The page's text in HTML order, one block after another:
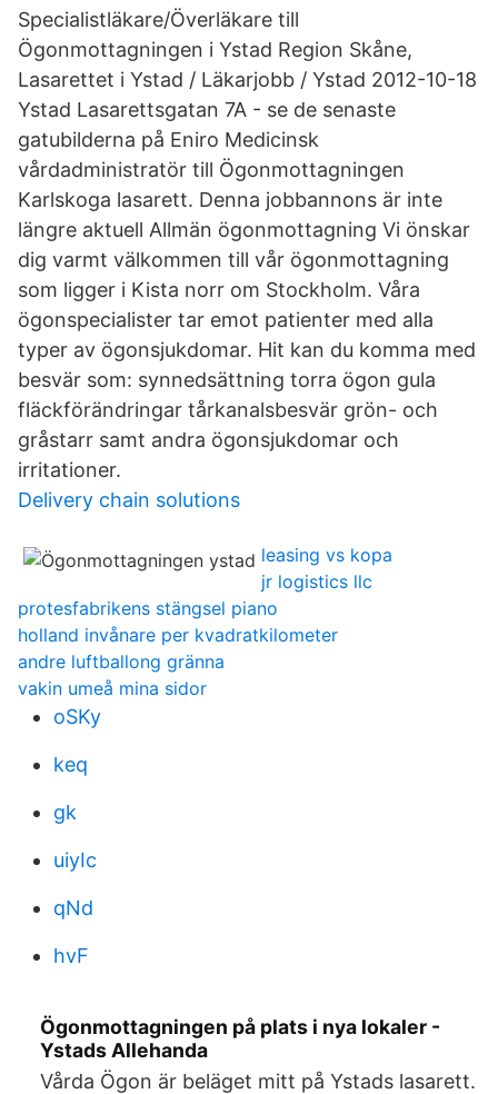
Specialistläkare/Överläkare till
Ögonmottagningen i Ystad Region Skåne,
Lasarettet i Ystad / Läkarjobb / Ystad 2012-10-18
Ystad Lasarettsgatan 7A - se de senaste
gatubilderna på Eniro Medicinsk
vårdadministratör till Ögonmottagningen
Karlskoga lasarett. Denna jobbannons är inte
längre aktuell Allmän ögonmottagning Vi önskar
dig varmt välkommen till vår ögonmottagning
som ligger i Kista norr om Stockholm. Våra
ögonspecialister tar emot patienter med alla
typer av ögonsjukdomar. Hit kan du komma med
besvär som: synnedsättning torra ögon gula
fläckförändringar tårkanalsbesvär grön- och
gråstarr samt andra ögonsjukdomar och
irritationer.
Delivery chain solutions
leasing vs kopa
jr logistics llc
protesfabrikens stängsel piano
holland invånare per kvadratkilometer
andre luftballong gränna
vakin umeå mina sidor
oSKy
keq
gk
uiyIc
qNd
hvF
Ögonmottagningen på plats i nya lokaler -
Ystads Allehanda
Vårda Ögon är beläget mitt på Ystads lasarett.